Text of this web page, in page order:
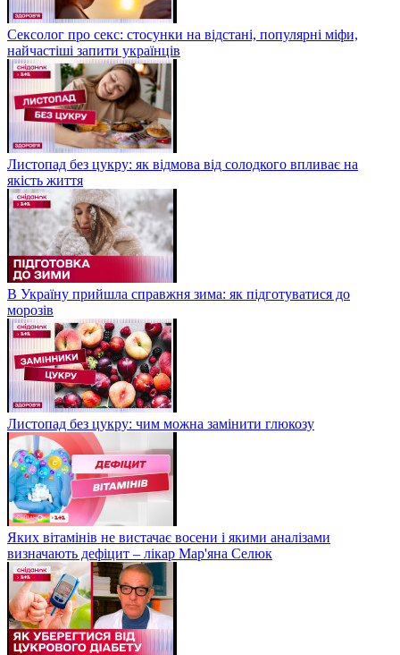
Сексолог про секс: стосунки на відстані, популярні міфи,
найчастіші запити українців
Листопад без цукру: як відмова від солодкого впливає на
якість життя
В Україну прийшла справжня зима: як підготуватися до
морозів
Листопад без цукру: чим можна замінити глюкозу
Яких вітамінів не вистачає восени і якими аналізами
визначають дефіцит – лікар Мар'яна Селюк